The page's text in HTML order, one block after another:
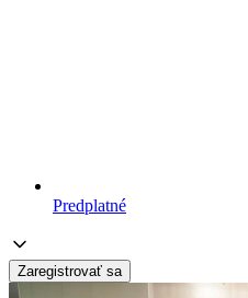
Predplatné
Zaregistrovať sa